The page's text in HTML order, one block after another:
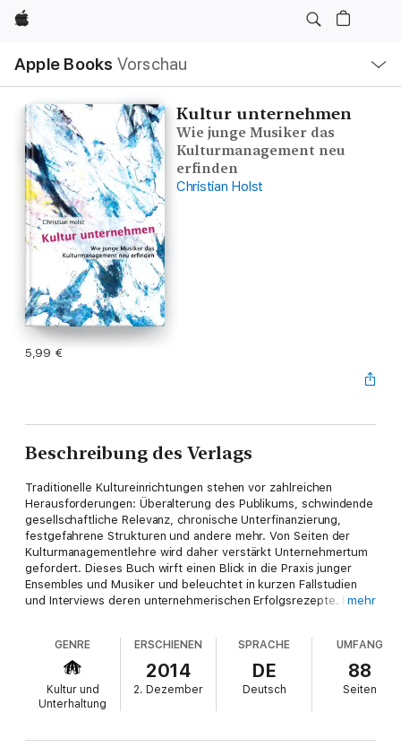
Apple
Apple Books Vorschau
Navigation
Menü
öffnen
Kultur unternehmen
Wie junge Musiker das
Kulturmanagement neu
erfinden
Christian Holst
5,99 €
Beschreibung des Verlags
Traditionelle Kultureinrichtungen stehen vor zahlreichen
Herausforderungen: Überalterung des Publikums, schwindende
gesellschaftliche Relevanz, chronische Unterfinanzierung,
festgefahrene Strukturen und andere mehr. Von Seiten der
Kulturmanagementlehre wird daher verstärkt Unternehmertum
gefordert. Dieses Buch wirft einen Blick in die Praxis junger
Ensembles und Musiker und beleuchtet in kurzen Fallstudien
und Interviews deren unternehmerischen Erfolgsrezepte. Es
Idealfall beflügeln sich beide gegenseitig.
mehr
GENRE
Kultur und
Unterhaltung
ERSCHIENEN
2014
2. Dezember
SPRACHE
DE
Deutsch
UMFANG
88
Seiten